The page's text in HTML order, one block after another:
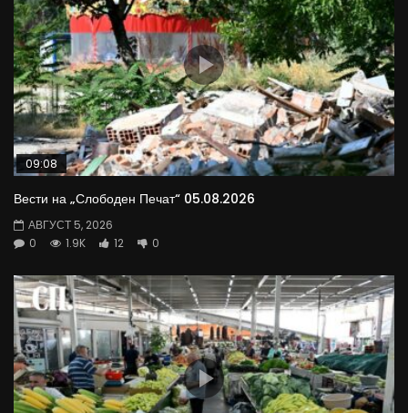
09:08
Вести на „Слободен Печат“ 05.08.2026
АВГУСТ 5, 2026
0
1.9K 12 0